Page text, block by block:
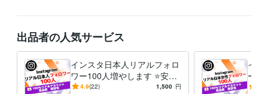
学歴
早稲田大学 2007年3月 ~ 2013年2月
語学力
英語 ビジネスレベル
出品者の人気サービス
インスタ日本人リアルフォロ
ワー100人増やします ⭐安全
高品質 増加 減少保証 ⭐ Insta
4.9(22) 1,500 円
イン
ー
＆低